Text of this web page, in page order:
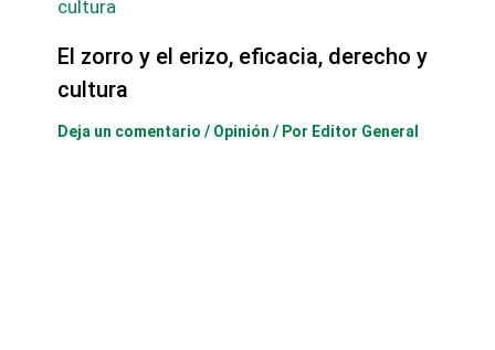
El zorro y el erizo, eficacia, derecho y
cultura
Deja un comentario / Opinión / Por Editor General